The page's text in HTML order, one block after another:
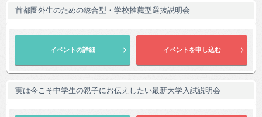
首都圏外生のための総合型・学校推薦型選抜説明会
実は今こそ中学生の親子にお伝えしたい最新大学入試説明会